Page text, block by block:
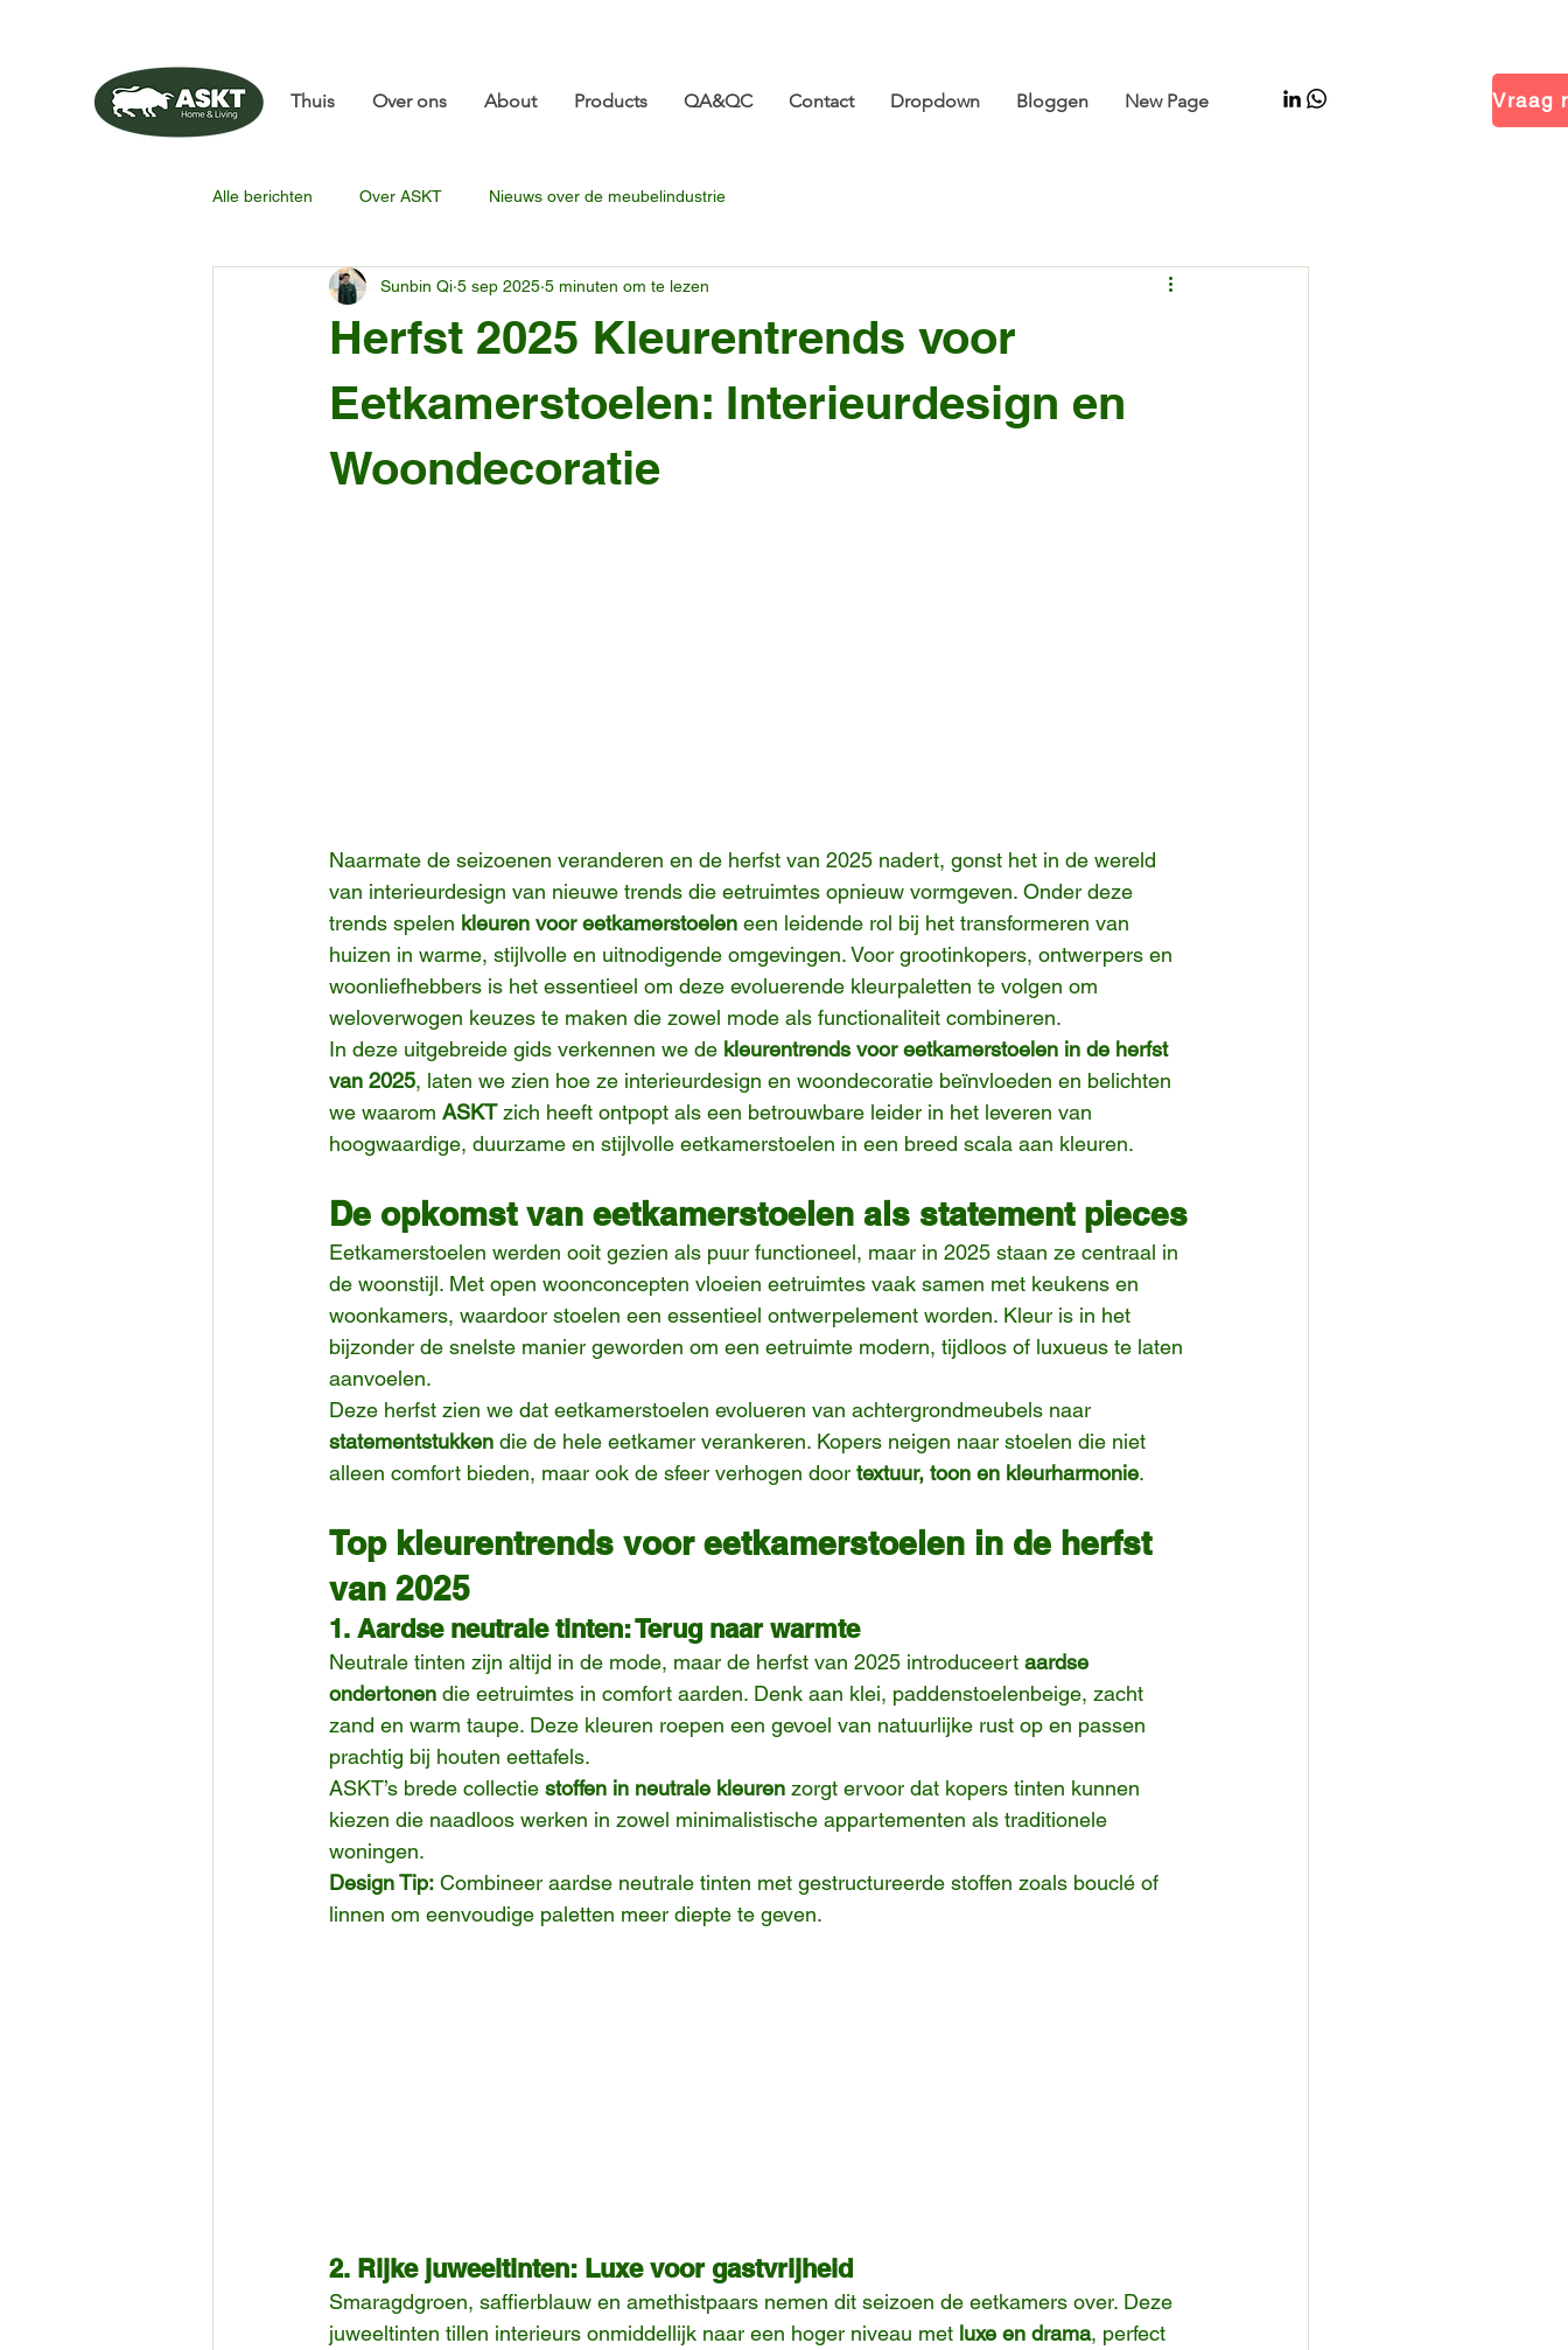
Thuis Over ons About Products QA&QC Contact Dropdown Bloggen New Page
Alle berichten Over ASKT Nieuws over de meubelindustrie
Herfst 2025 Kleurentrends voor
Eetkamerstoelen: Interieurdesign en
Woondecoratie
Sunbin Qi 5 sep 2025 5 minuten om te lezen
Naarmate de seizoenen veranderen en de herfst van 2025 nadert, gonst het in de wereld
van interieurdesign van nieuwe trends die eetruimtes opnieuw vormgeven. Onder deze
trends spelen kleuren voor eetkamerstoelen een leidende rol bij het transformeren van
huizen in warme, stijlvolle en uitnodigende omgevingen. Voor grootinkopers, ontwerpers en
woonliefhebbers is het essentieel om deze evoluerende kleurpaletten te volgen om
weloverwogen keuzes te maken die zowel mode als functionaliteit combineren.
In deze uitgebreide gids verkennen we de kleurentrends voor eetkamerstoelen in de herfst
van 2025, laten we zien hoe ze interieurdesign en woondecoratie beïnvloeden en belichten
we waarom ASKT zich heeft ontpopt als een betrouwbare leider in het leveren van
hoogwaardige, duurzame en stijlvolle eetkamerstoelen in een breed scala aan kleuren.
De opkomst van eetkamerstoelen als statement pieces
Eetkamerstoelen werden ooit gezien als puur functioneel, maar in 2025 staan ze centraal in
de woonstijl. Met open woonconcepten vloeien eetruimtes vaak samen met keukens en
woonkamers, waardoor stoelen een essentieel ontwerpelement worden. Kleur is in het
bijzonder de snelste manier geworden om een eetruimte modern, tijdloos of luxueus te laten
aanvoelen.
Deze herfst zien we dat eetkamerstoelen evolueren van achtergrondmeubels naar
statementstukken die de hele eetkamer verankeren. Kopers neigen naar stoelen die niet
alleen comfort bieden, maar ook de sfeer verhogen door textuur, toon en kleurharmonie.
Top kleurentrends voor eetkamerstoelen in de herfst
van 2025
1. Aardse neutrale tinten: Terug naar warmte
Neutrale tinten zijn altijd in de mode, maar de herfst van 2025 introduceert aardse
ondertonen die eetruimtes in comfort aarden. Denk aan klei, paddenstoelenbeige, zacht
zand en warm taupe. Deze kleuren roepen een gevoel van natuurlijke rust op en passen
prachtig bij houten eettafels.
ASKT’s brede collectie stoffen in neutrale kleuren zorgt ervoor dat kopers tinten kunnen
kiezen die naadloos werken in zowel minimalistische appartementen als traditionele
woningen.
Design Tip: Combineer aardse neutrale tinten met gestructureerde stoffen zoals bouclé of
linnen om eenvoudige paletten meer diepte te geven.
2. Rijke juweeltinten: Luxe voor gastvrijheid
Smaragdgroen, saffierblauw en amethistpaars nemen dit seizoen de eetkamers over. Deze
juweeltinten tillen interieurs onmiddellijk naar een hoger niveau met luxe en drama, perfect